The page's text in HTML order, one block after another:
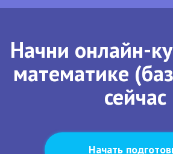
Начни онлайн-
математике
сейчас
Начать